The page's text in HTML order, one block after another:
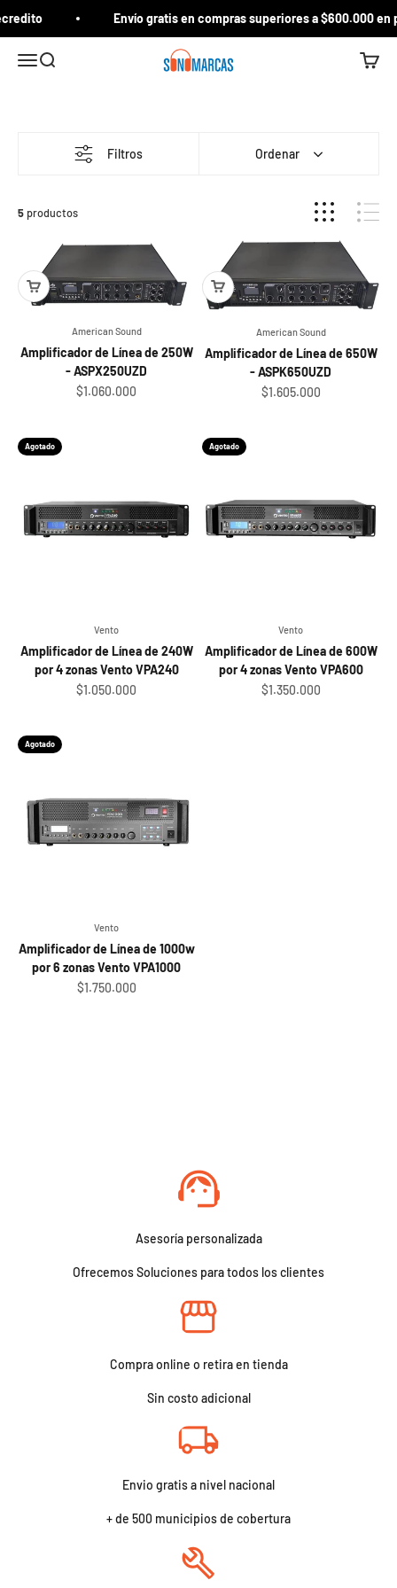
Envío gratis en compras superiores a $600.000
MenúBuscar Sonomarcas Carrito
Filtros Ordenar
5 productos
American Sound
Amplificador de Línea de 250W
- ASPX250UZD
Sale price
$1.060.000
American Sound
Amplificador de Línea de 650W
- ASPK650UZD
Sale price
$1.605.000
Agotado
Vento
Amplificador de Línea de 240W
por 4 zonas Vento VPA240
Sale price
$1.050.000
Agotado
Vento
Amplificador de Línea de 600W
por 4 zonas Vento VPA600
Sale price
$1.350.000
Agotado
Vento
Amplificador de Línea de 1000w
por 6 zonas Vento VPA1000
Sale price
$1.750.000
Asesoría personalizada
Ofrecemos Soluciones para todos los clientes
Compra online o retira en tienda
Sin costo adicional
Envio gratis a nivel nacional
+ de 500 municipios de cobertura